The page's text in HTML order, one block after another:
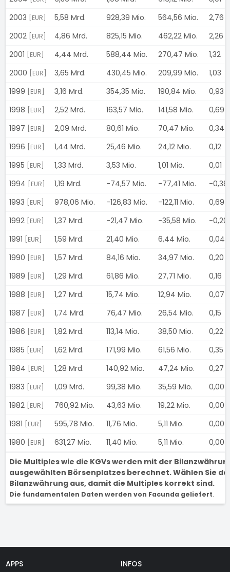
2003
[EUR] 5,58 Mrd. 928,39 Mio. 564,56 Mio.
2,76
2002
[EUR] 4,86 Mrd. 825,15 Mio. 462,22 Mio.
2,26
2001
[EUR] 4,44 Mrd. 588,44 Mio. 270,47 Mio.
1,32
2000
[EUR] 3,65 Mrd. 430,45 Mio. 209,99 Mio.
1,03
1999
[EUR] 3,16 Mrd. 354,35 Mio. 190,84 Mio.
0,93
1998
[EUR] 2,52 Mrd. 163,57 Mio. 141,58 Mio.
0,69
1997
[EUR] 2,09 Mrd. 80,61 Mio. 70,47 Mio.
0,34
1996
[EUR] 1,44 Mrd. 25,46 Mio. 24,12 Mio.
0,12
1995
[EUR] 1,33 Mrd. 3,53 Mio. 1,01 Mio.
0,01
1994
[EUR] 1,19 Mrd. -74,57 Mio. -77,41 Mio.
-0,38
1993
[EUR] 978,06 Mio. -126,83 Mio. -122,11 Mio.
0,69
1992
[EUR] 1,37 Mrd. -21,47 Mio. -35,58 Mio.
-0,20
1991
[EUR] 1,59 Mrd. 21,40 Mio. 6,44 Mio.
0,04
1990
[EUR] 1,57 Mrd. 84,16 Mio. 34,97 Mio.
0,20
1989
[EUR] 1,29 Mrd. 61,86 Mio. 27,71 Mio.
0,16
1988
[EUR] 1,27 Mrd. 15,74 Mio. 12,94 Mio.
0,07
1987
[EUR] 1,74 Mrd. 76,47 Mio. 26,54 Mio.
0,15
1986
[EUR] 1,82 Mrd. 113,14 Mio. 38,50 Mio.
0,22
1985
[EUR] 1,62 Mrd. 171,99 Mio. 61,56 Mio.
0,35
1984
[EUR] 1,28 Mrd. 140,92 Mio. 47,24 Mio.
0,27
1983
[EUR] 1,09 Mrd. 99,38 Mio. 35,59 Mio.
0,00
1982
[EUR] 760,92 Mio. 43,63 Mio. 19,22 Mio.
0,00
1981
[EUR] 595,78 Mio. 11,76 Mio. 5,11 Mio.
0,00
1980
[EUR] 631,27 Mio. 11,40 Mio. 5,11 Mio.
0,00
Die Multiples wie die KGVs werden mit der
ausgewählten Börsenplatzes berechnet. Wählen Sie
Bilanzwährung aus, damit die Multiples korrekt sind.
Die fundamentalen Daten werden von Facunda geliefert.
APPS
INFOS